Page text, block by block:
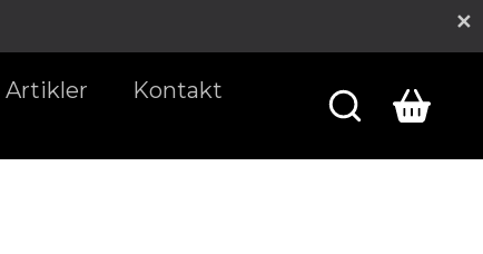
Artikler Kontakt